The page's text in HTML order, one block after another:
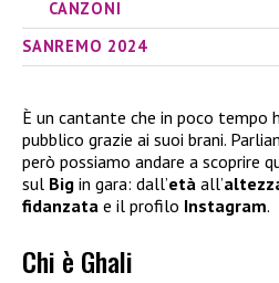
CANZONI
SANREMO 2024
È un cantante che in poco tempo
pubblico grazie ai suoi brani.
però possiamo andare a scoprire
sul Big in gara: dall’età all’
fidanzata e il profilo Instagram.
Chi è Ghali